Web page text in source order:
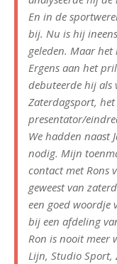
En in de
bij. Nu is hij
geleden. Maar het
Ergens aan het
debuteerde hij als
Zaterdagsport,
presentator/
We hadden naast
nodig. Mijn
contact met Rons
geweest van
een goed woordje
bij een afdeling
Ron is nooit meer
Lijn, Studio Sport,